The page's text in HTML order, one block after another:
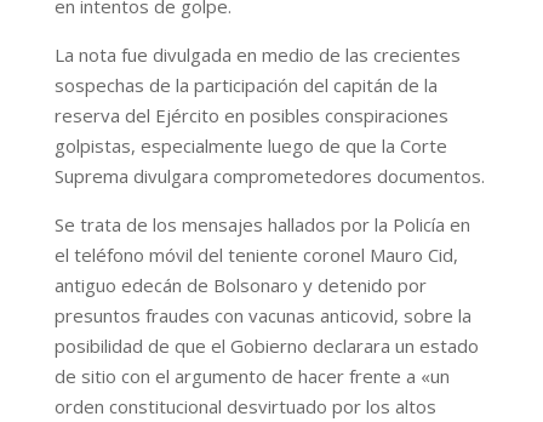
en intentos de golpe.
La nota fue divulgada en medio de las crecientes
sospechas de la participación del capitán de la
reserva del Ejército en posibles conspiraciones
golpistas, especialmente luego de que la Corte
Suprema divulgara comprometedores documentos.
Se trata de los mensajes hallados por la Policía en
el teléfono móvil del teniente coronel Mauro Cid,
antiguo edecán de Bolsonaro y detenido por
presuntos fraudes con vacunas anticovid, sobre la
posibilidad de que el Gobierno declarara un estado
de sitio con el argumento de hacer frente a «un
orden constitucional desvirtuado por los altos